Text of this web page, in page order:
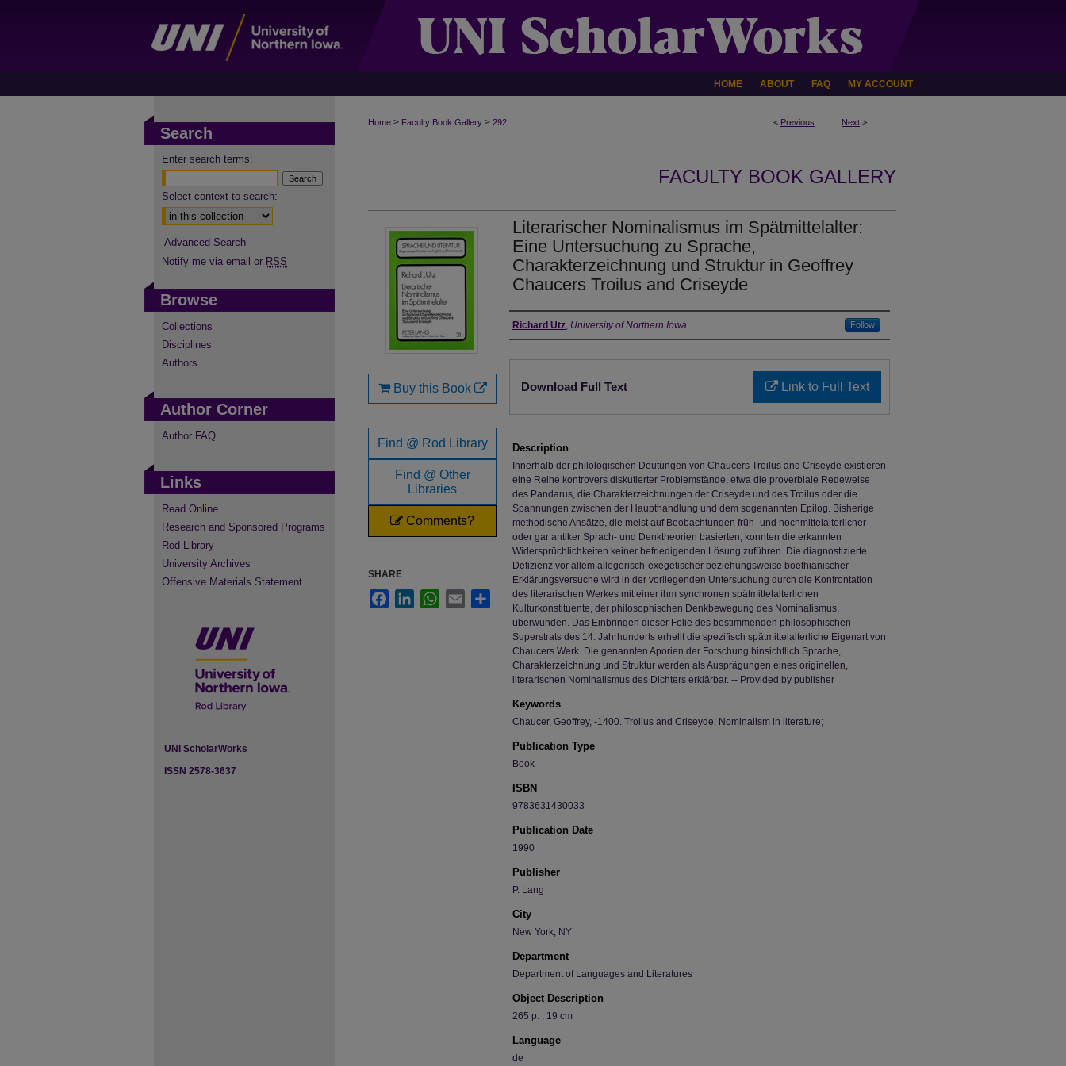
HOME ABOUT FAQ MY ACCOUNT
< Previous Next >
Home > Faculty Book Gallery > 292
FACULTY BOOK GALLERY
Literarischer Nominalismus im Spätmittelalter:
Eine Untersuchung zu Sprache,
Charakterzeichnung und Struktur in Geoffrey
Chaucers Troilus and Criseyde
Authors
Richard Utz, University of Northern Iowa Follow
Link to Full Text
Download Full Text
Description
Innerhalb der philologischen Deutungen von Chaucers Troilus and Criseyde existieren
eine Reihe kontrovers diskutierter Problemstände, etwa die proverbiale Redeweise
des Pandarus, die Charakterzeichnungen der Criseyde und des Troilus oder die
Spannungen zwischen der Haupthandlung und dem sogenannten Epilog. Bisherige
methodische Ansätze, die meist auf Beobachtungen früh- und hochmittelalterlicher
oder gar antiker Sprach- und Denktheorien basierten, konnten die erkannten
Widersprüchlichkeiten keiner befriedigenden Lösung zuführen. Die diagnostizierte
Defizienz vor allem allegorisch-exegetischer beziehungsweise boethianischer
Erklärungsversuche wird in der vorliegenden Untersuchung durch die Konfrontation
des literarischen Werkes mit einer ihm synchronen spätmittelalterlichen
Kulturkonstituente, der philosophischen Denkbewegung des Nominalismus,
überwunden. Das Einbringen dieser Folie des bestimmenden philosophischen
Superstrats des 14. Jahrhunderts erhellt die spezifisch spätmittelalterliche Eigenart von
Chaucers Werk. Die genannten Aporien der Forschung hinsichtlich Sprache,
Charakterzeichnung und Struktur werden als Ausprägungen eines originellen,
literarischen Nominalismus des Dichters erklärbar. -- Provided by publisher
Keywords
Chaucer, Geoffrey, -1400. Troilus and Criseyde; Nominalism in literature;
Publication Type
Book
ISBN
9783631430033
Publication Date
1990
Publisher
P. Lang
City
New York, NY
Department
Department of Languages and Literatures
Object Description
265 p. ; 19 cm
Language
de
Buy this Book
Find @ Rod Library
Find @ Other
Libraries
Comments?
SHARE
FacebookLinkedInWhatsApp
Email Share
Search
Enter search terms:
Select context to search:
Advanced Search
Notify me via email or RSS
Browse
Collections
Disciplines
Authors
Author Corner
Author FAQ
Links
Read Online
Research and Sponsored Programs
Rod Library
University Archives
Offensive Materials Statement
UNI ScholarWorks
ISSN 2578-3637